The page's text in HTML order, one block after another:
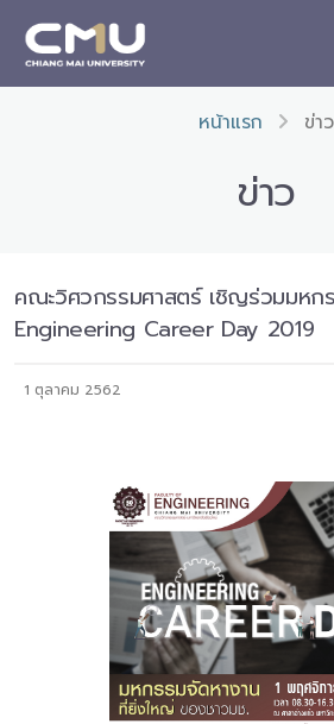
หน้าแรก ข่าว
ข่าว
คณะวิศวกรรมศาสตร์ เชิญร่วมมหก
Engineering Career Day 2019
1 ตุลาคม 2562